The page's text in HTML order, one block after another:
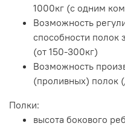
1000кг (с одним
Возможность
способности полок
(от 150-300кг)
Возможность
(проливных) полок
Полки:
высота бокового